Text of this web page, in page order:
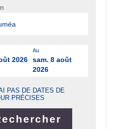
2026
Au
sam. 8 août
2026
PAS DE DATES DE
PRÉCISES